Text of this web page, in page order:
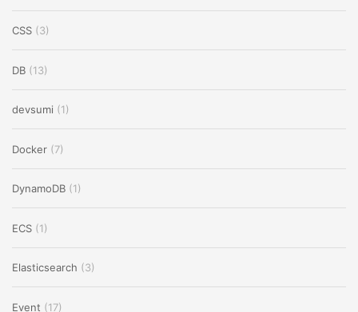
CSS (3)
DB (13)
devsumi (1)
Docker (7)
DynamoDB (1)
ECS (1)
Elasticsearch (3)
Event (17)